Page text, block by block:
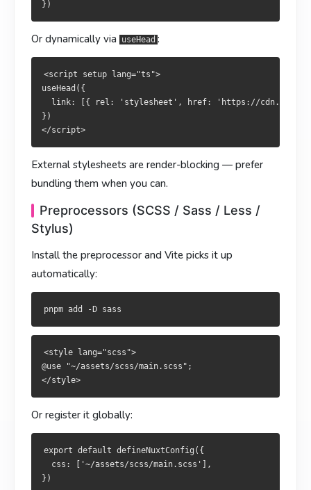
外部样式表会阻塞渲染，能本地化时尽量本地化。
预处理器（SCSS / Sass / Less / Stylus）
安装预处理器后 Vite 会自动识别：
<style lang="scss">
或全局注册：
想要每个文件都自动注入变量、设计 token？用 Vite 的
preprocessorOptions ：
  vite: {
scss: { additionalData: '@use "~/assets/
    },
link: [{ rel: 'stylesheet', href: 'https://
})
外部樣式表會阻塞渲染，可本地化者盡量本地化。
預處理器（SCSS / Sass / Less / Stylus）
安裝預處理器後 Vite 會自動識別：
<style lang="scss">
@use "~/assets/scss/main.scss";
或全域註冊：
export default defineNuxtConfig({
  css: ['~/assets/scss/main.scss'],
希望每個檔都自動注入變數、設計 token？使用 Vite 的
preprocessorOptions
export default defineNuxtConfig({
  vite: {
    css: {
      preprocessorOptions: {
scss: { additionalData: '@use "~/assets/
Or dynamically via useHead :
<script setup lang="ts">
useHead({
link: [{ rel: 'stylesheet', href: 'https://
})
External stylesheets are render-blocking — prefer
bundling them when you can.
Preprocessors (SCSS / Sass / Less /
Stylus)
Install the preprocessor and Vite picks it up
automatically:
<style lang="scss">
@use "~/assets/scss/main.scss";
Or register it globally:
export default defineNuxtConfig({
  css: ['~/assets/scss/main.scss'],